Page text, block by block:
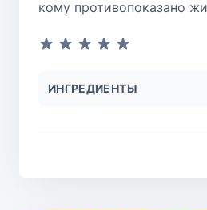
кому противопоказано
ИНГРЕДИЕНТЫ